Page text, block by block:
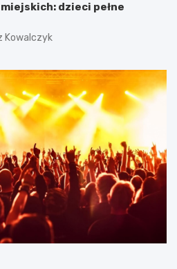
dzieci pełne
Kowalczyk